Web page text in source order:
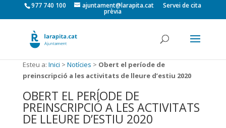
977 740 100 ajuntament@larapita.cat Servei de cita
prèvia
Esteu a: Inici > Notícies > Obert el període de
preinscripció a les activitats de lleure d’estiu 2020
OBERT EL PERÍODE DE
PREINSCRIPCIÓ A LES ACTIVITATS
DE LLEURE D’ESTIU 2020